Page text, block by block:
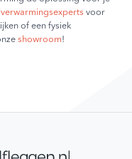
voor
of een fysiek
showroom!